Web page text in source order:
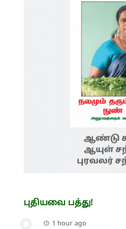
புதியவை பத்து!
1 hour ago